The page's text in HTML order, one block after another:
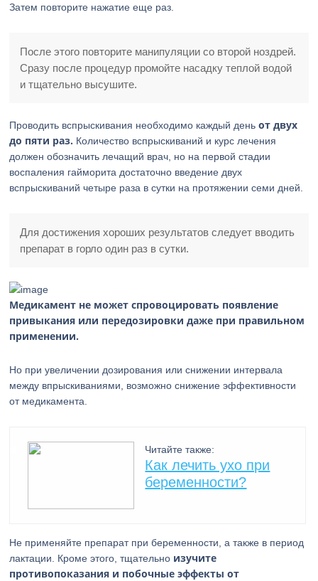
Затем повторите нажатие еще раз.
После этого повторите манипуляции со второй ноздрей.
Сразу после процедур промойте насадку теплой водой
и тщательно высушите.
Проводить вспрыскивания необходимо каждый деньот двух
до пяти раз. Количество вспрыскиваний и курс лечения
должен обозначить лечащий врач, но на первой стадии
воспаления гайморита достаточно введение двух
вспрыскиваний четыре раза в сутки на протяжении семи дней.
Для достижения хороших результатов следует вводить
препарат в горло один раз в сутки.
Медикамент не может спровоцировать появление
привыкания или передозировки даже при правильном
применении.
Но при увеличении дозирования или снижении интервала
между впрыскиваниями, возможно снижение эффективности
от медикамента.
Читайте также:
Как лечить ухо при
беременности?
Не применяйте препарат при беременности, а также в период
лактации. Кроме этого, тщательно изучите
противопоказания и побочные эффекты от